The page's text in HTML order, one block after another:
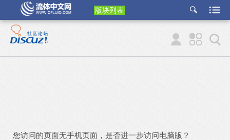
版块列表
etu
p
您访问的页面无手机页面，是否进一步访问电脑版？